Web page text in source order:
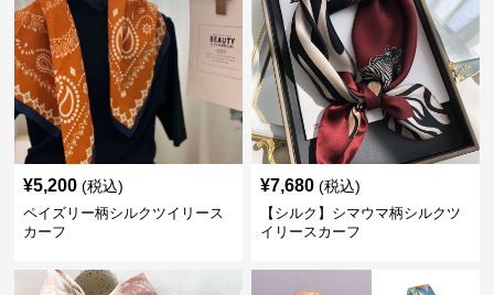
¥5,200 (税込)
ペイズリー柄シルクツイリース
カーフ
¥7,680 (税込)
【シルク】シマウマ柄シルクツ
イリースカーフ